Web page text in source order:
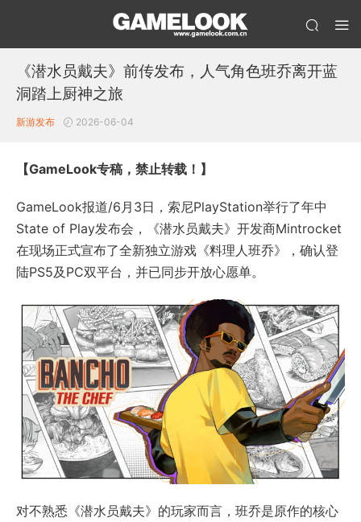
《潜水员戴夫》前传发布，人气角色班乔离开蓝
洞踏上厨神之旅
新游发布 2026-06-04
【GameLook专稿，禁止转载！】
GameLook报道/6月3日，索尼PlayStation举行了年中
State of Play发布会，《潜水员戴夫》开发商Mintrocket
在现场正式宣布了全新独立游戏《料理人班乔》，确认登
陆PS5及PC双平台，并已同步开放心愿单。
对不熟悉《潜水员戴夫》的玩家而言，班乔是原作的核心